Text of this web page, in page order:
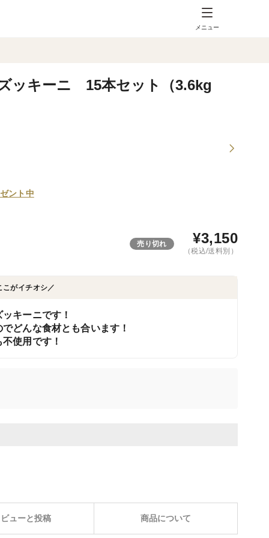
メニュー
ズッキーニ 15本セット（3.6kg
ント中
売り切れ ¥3,150
（税込/送料別）
こがイチオシ／
キーニです！
どんな食材とも合います！
使用です！
ビューと投稿 商品について